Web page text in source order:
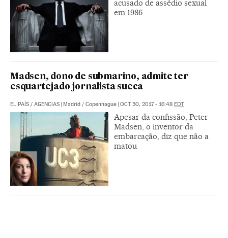
acusado de assédio sexual
em 1986
Madsen, dono de submarino, admite ter
esquartejado jornalista sueca
EL PAÍS / AGENCIAS | Madrid / Copenhague | OCT 30, 2017 - 16:48 EDT
Apesar da confissão, Peter
Madsen, o inventor da
embarcação, diz que não a
matou